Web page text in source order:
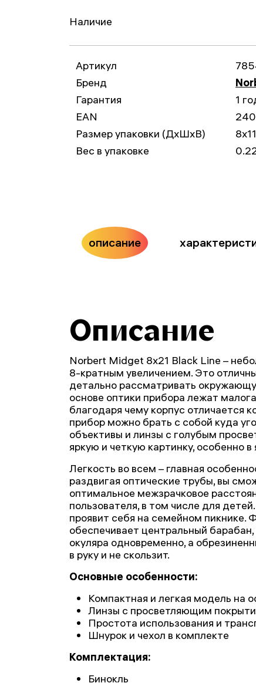
Наличие
Артикул
Бренд
Гарантия
1
EAN
Размер упаковки (ДxШxВ)
Вес в упаковке
описание
Описание
Norbert Midget 8x21 Black Line –
8-кратным увеличением. Это
детально рассматривать
основе оптики прибора лежат
благодаря чему корпус отличается
прибор можно брать с собой куда
объективы и линзы с голубым
яркую и четкую картинку, особенно в
Легкость во всем – главная
раздвигая оптические трубы, вы
оптимальное межзрачковое
пользователя, в том числе для
проявит себя на семейном пикнике.
обеспечивает центральный
окуляра одновременно, а
в руку и не скользит.
Основные особенности:
Компактная и легкая модель на
Линзы с просветляющим
Простота использования и
Шнурок и чехол в комплекте
Комплектация:
Бинокль